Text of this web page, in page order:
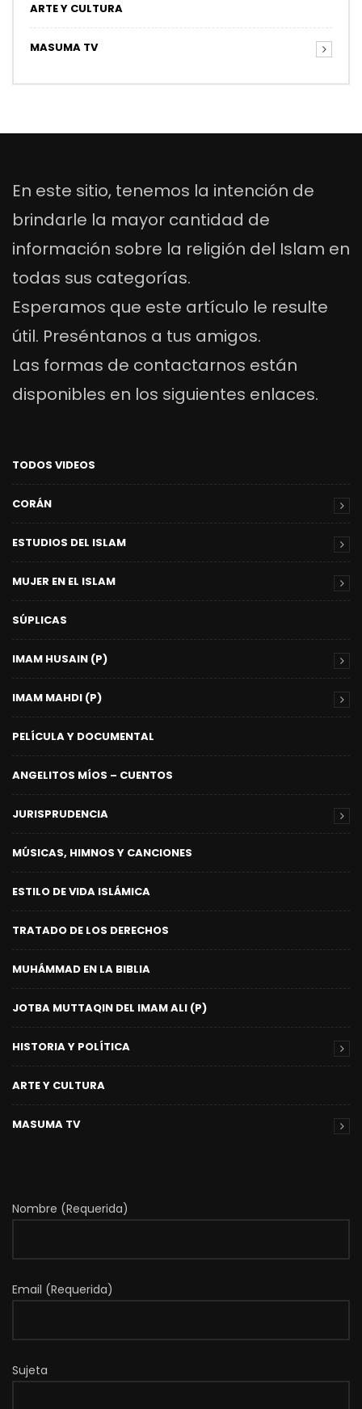
ARTE Y CULTURA
MASUMA TV
En este sitio, tenemos la intención de
brindarle la mayor cantidad de
información sobre la religión del Islam en
todas sus categorías.
Esperamos que este artículo le resulte
útil. Preséntanos a tus amigos.
Las formas de contactarnos están
disponibles en los siguientes enlaces.
TODOS VIDEOS
CORÁN
ESTUDIOS DEL ISLAM
MUJER EN EL ISLAM
SÚPLICAS
IMAM HUSAIN (P)
IMAM MAHDI (P)
PELÍCULA Y DOCUMENTAL
ANGELITOS MÍOS – CUENTOS
JURISPRUDENCIA
MÚSICAS, HIMNOS Y CANCIONES
ESTILO DE VIDA ISLÁMICA
TRATADO DE LOS DERECHOS
MUHÁMMAD EN LA BIBLIA
JOTBA MUTTAQIN DEL IMAM ALI (P)
HISTORIA Y POLÍTICA
ARTE Y CULTURA
MASUMA TV
Nombre (Requerida)
Email (Requerida)
Sujeta